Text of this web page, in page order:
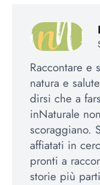
Raccontare e
natura e
dirsi che a
inNaturale
scoraggiano.
affiatati in
pronti a
storie più